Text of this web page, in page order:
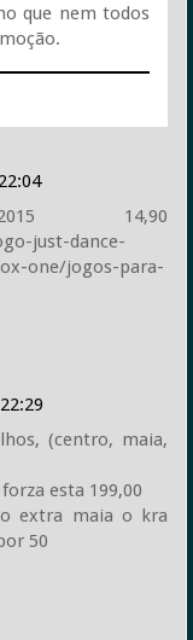
que nem todos
14,90
just-dance-
one/jogos-para-
(centro, maia,
esta 199,00
extra maia o kra
50